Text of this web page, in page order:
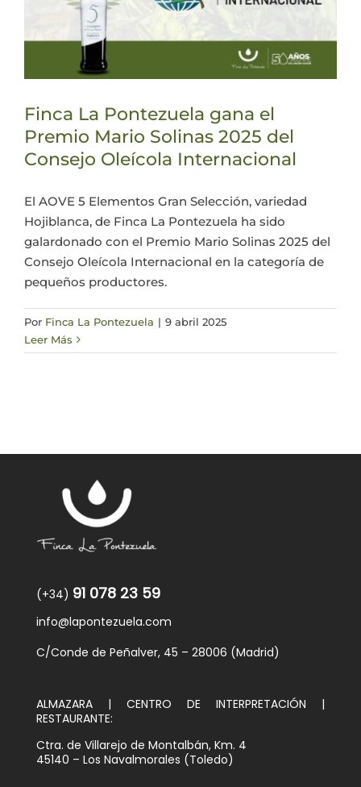
Finca La Pontezuela gana el
Premio Mario Solinas 2025 del
Consejo Oleícola Internacional
El AOVE 5 Elementos Gran Selección, variedad
Hojiblanca, de Finca La Pontezuela ha sido
galardonado con el Premio Mario Solinas 2025 del
Consejo Oleícola Internacional en la categoría de
pequeños productores.
Por Finca La Pontezuela | 9 abril 2025
Leer Más
(+34) 91 078 23 59
info@lapontezuela.com
C/Conde de Peñalver, 45 – 28006 (Madrid)
ALMAZARA | CENTRO DE INTERPRETACIÓN |
RESTAURANTE:
Ctra. de Villarejo de Montalbán, Km. 4
45140 – Los Navalmorales (Toledo)